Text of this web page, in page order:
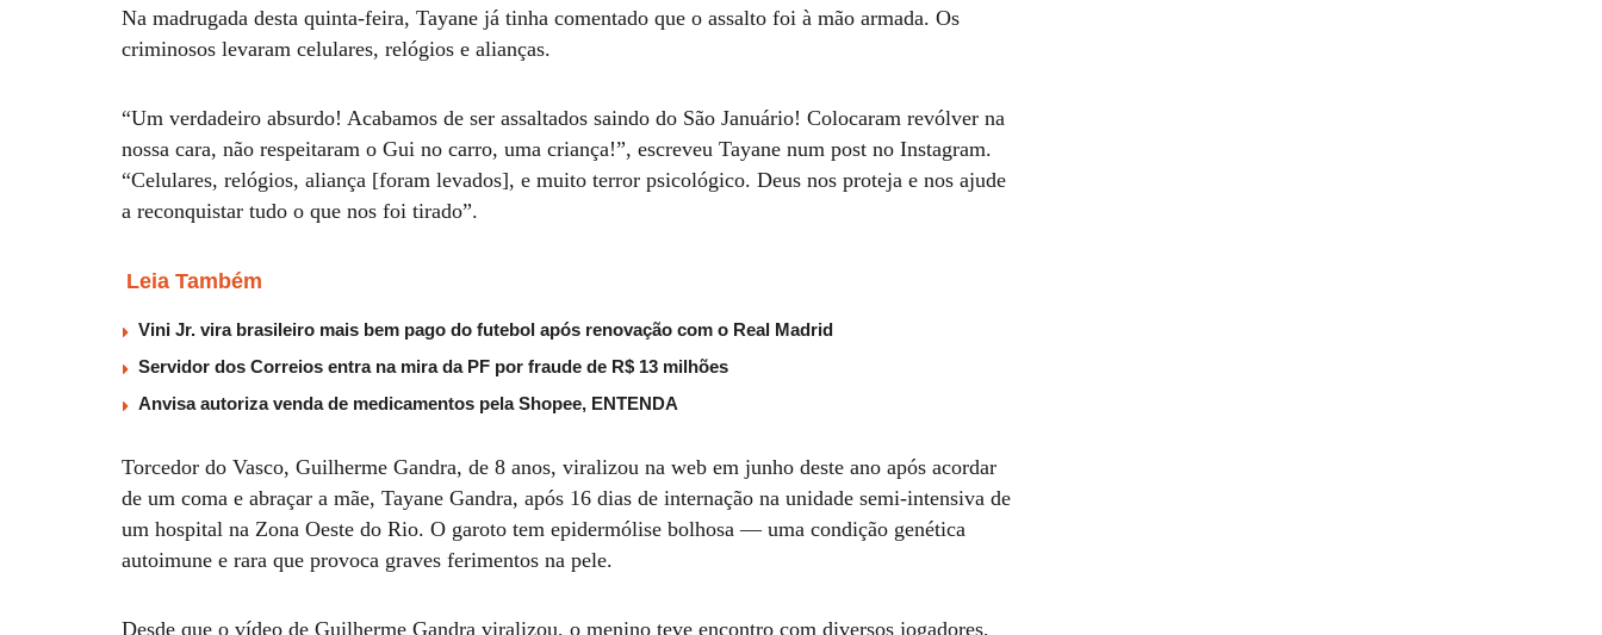
Na madrugada desta quinta-feira, Tayane já tinha comentado que o assalto foi à mão armada. Os
criminosos levaram celulares, relógios e alianças.
“Um verdadeiro absurdo! Acabamos de ser assaltados saindo do São Januário! Colocaram revólver na
nossa cara, não respeitaram o Gui no carro, uma criança!”, escreveu Tayane num post no Instagram.
“Celulares, relógios, aliança [foram levados], e muito terror psicológico. Deus nos proteja e nos ajude
a reconquistar tudo o que nos foi tirado”.
Leia Também
Vini Jr. vira brasileiro mais bem pago do futebol após renovação com o Real Madrid
Servidor dos Correios entra na mira da PF por fraude de R$ 13 milhões
Anvisa autoriza venda de medicamentos pela Shopee, ENTENDA
Torcedor do Vasco, Guilherme Gandra, de 8 anos, viralizou na web em junho deste ano após acordar
de um coma e abraçar a mãe, Tayane Gandra, após 16 dias de internação na unidade semi-intensiva de
um hospital na Zona Oeste do Rio. O garoto tem epidermólise bolhosa — uma condição genética
autoimune e rara que provoca graves ferimentos na pele.
Desde que o vídeo de Guilherme Gandra viralizou, o menino teve encontro com diversos jogadores,